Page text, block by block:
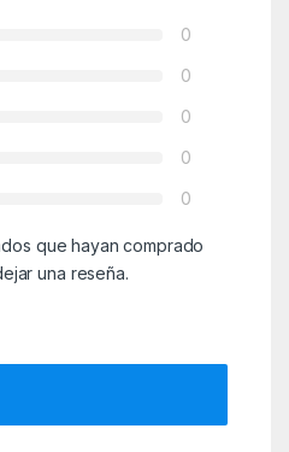
0
0
0
0
0
que hayan comprado
una reseña.